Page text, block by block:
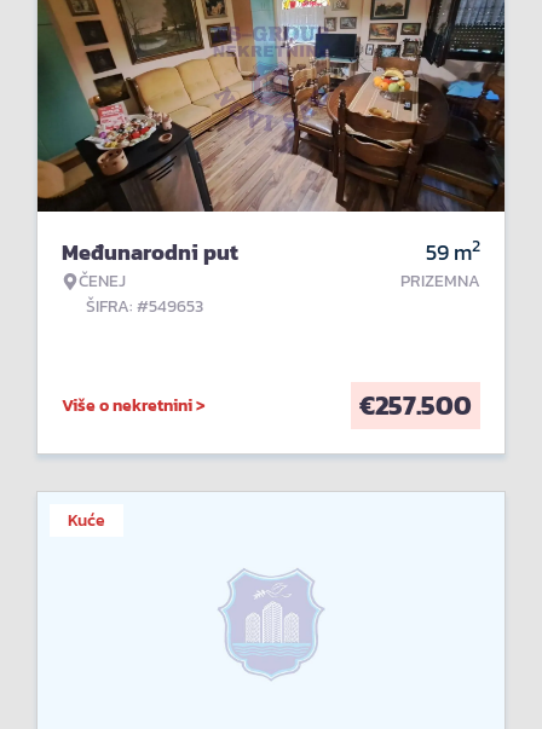
Međunarodni put
ČENEJ
ŠIFRA: #549653
59m2
PRIZEMNA
Više o nekretnini > €257.500
Kuće